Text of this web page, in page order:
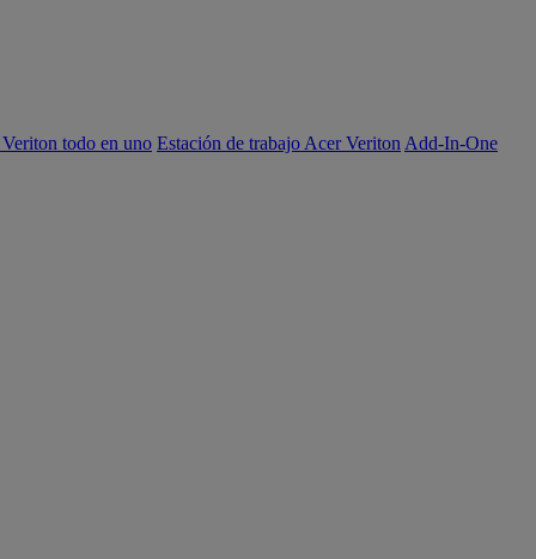
todo en uno Estación de trabajo Acer Veriton Add-In-One